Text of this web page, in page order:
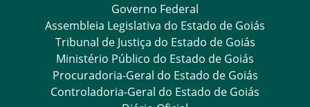
Governo Federal
Assembleia Legislativa do Estado de Goiás
Tribunal de Justiça do Estado de Goiás
Ministério Público do Estado de Goiás
Procuradoria-Geral do Estado de Goiás
Controladoria-Geral do Estado de Goiás